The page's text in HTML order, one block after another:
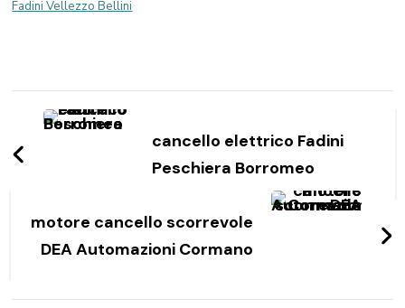
Fadini Vellezzo Bellini
Navigazione
articoli
cancello elettrico Fadini
Peschiera Borromeo
motore cancello scorrevole
DEA Automazioni Cormano